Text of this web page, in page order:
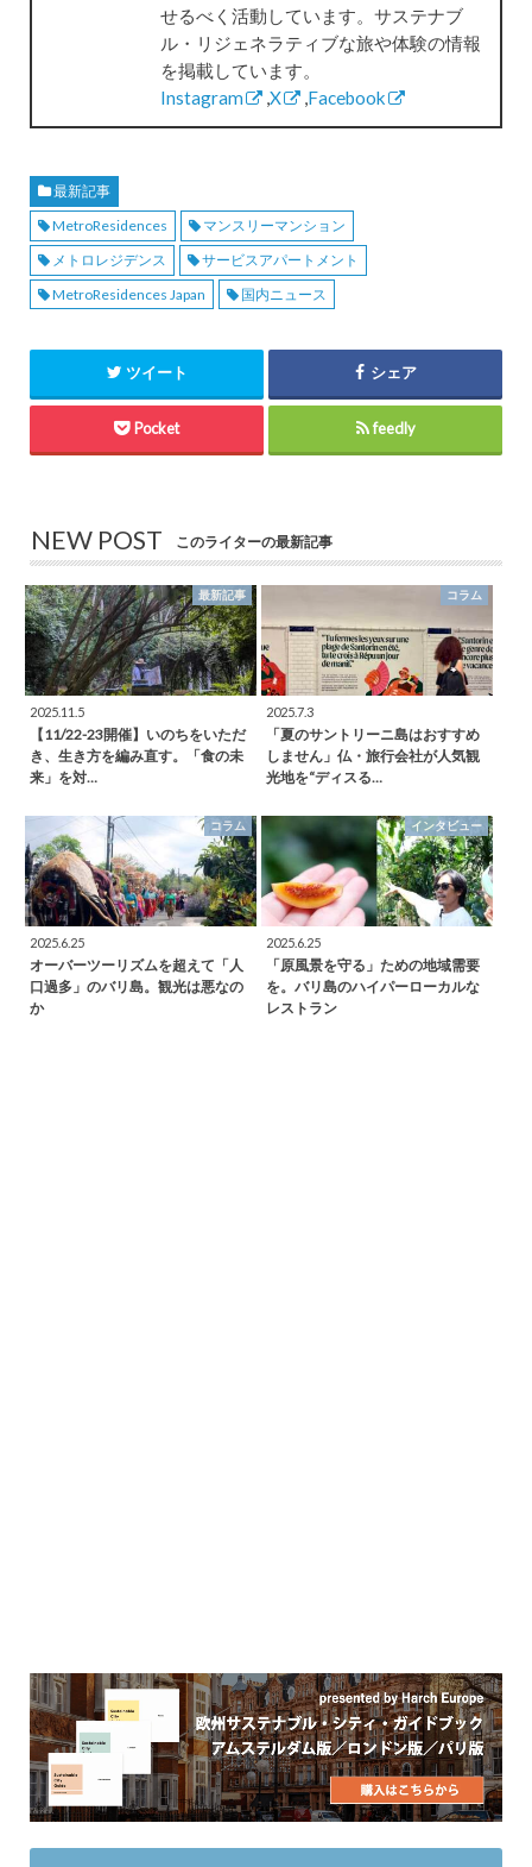
せるべく活動しています。サステナブ
ル・リジェネラティブな旅や体験の情報
を掲載しています。
Instagram
,X ,Facebook
最新記事
MetroResidences
マンスリーマンション
メトロレジデンス
サービスアパートメント
MetroResidences Japan
国内ニュース
ツイート シェア
Pocket feedly
NEW POST このライターの最新記事
最新記事
2025.11.5
【11/22-23開催】いのちをいただ
き、生き方を編み直す。「食の未
来」を対…
コラム
2025.7.3
「夏のサントリーニ島はおすすめ
しません」仏・旅行会社が人気観
光地を“ディスる…
コラム
2025.6.25
オーバーツーリズムを超えて「人
口過多」のバリ島。観光は悪なの
か
インタビュー
2025.6.25
「原風景を守る」ための地域需要
を。バリ島のハイパーローカルな
レストラン